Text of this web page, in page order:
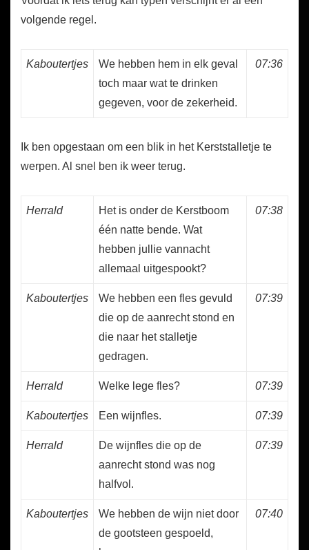
volgende regel.
Kaboutertjes
We hebben hem in elk geval
toch maar wat te drinken
gegeven, voor de zekerheid.
07:36
Ik ben opgestaan om een blik in het Kerststalletje te
werpen. Al snel ben ik weer terug.
Herrald
Het is onder de Kerstboom
één natte bende. Wat
hebben jullie vannacht
allemaal uitgespookt?
07:38
Kaboutertjes
We hebben een fles gevuld
die op de aanrecht stond en
die naar het stalletje
gedragen.
07:39
Herrald Welke lege fles? 07:39
Kaboutertjes Een wijnfles. 07:39
Herrald
De wijnfles die op de
aanrecht stond was nog
halfvol.
07:39
Kaboutertjes
We hebben de wijn niet door
de gootsteen gespoeld,
07:40